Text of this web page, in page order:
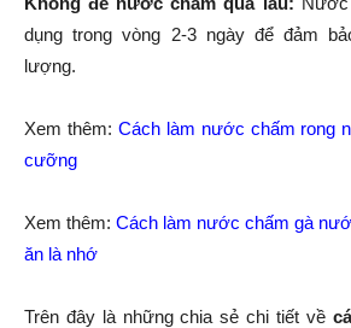
dụng trong vòng 2-3 ngày để đảm
lượng.
Xem thêm: Cách làm nước chấm rong
cưỡng
Xem thêm: Cách làm nước chấm gà
ăn là nhớ
Trên đây là những chia sẻ chi tiết về